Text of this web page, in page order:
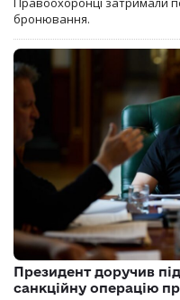
бронювання.
Президент доручив
санкційну операцію